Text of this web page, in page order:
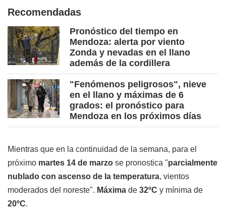
Recomendadas
Pronóstico del tiempo en
Mendoza: alerta por viento
Zonda y nevadas en el llano
además de la cordillera
"Fenómenos peligrosos", nieve
en el llano y máximas de 6
grados: el pronóstico para
Mendoza en los próximos días
Mientras que en la continuidad de la semana, para el
próximo martes 14 de marzo se pronostica "parcialmente
nublado con ascenso de la temperatura, vientos
moderados del noreste". Máxima de 32ºC y mínima de
20ºC.